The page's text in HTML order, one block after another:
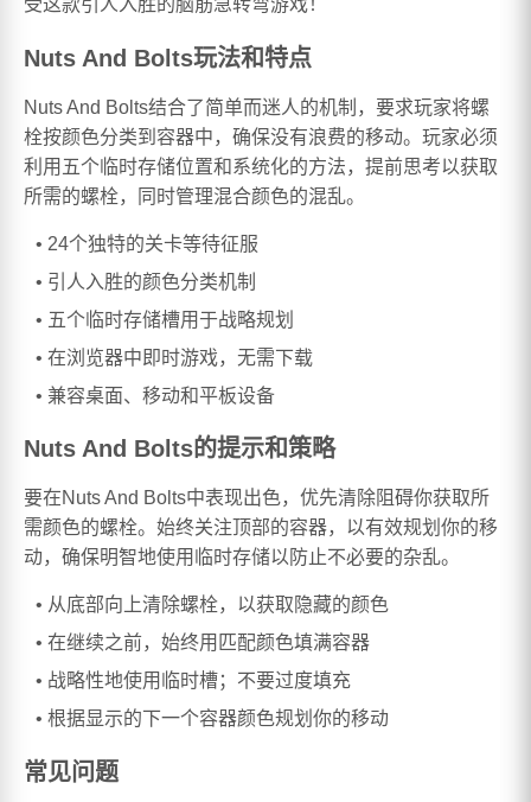
受这款引人入胜的脑筋急转弯游戏！
Nuts And Bolts玩法和特点
Nuts And Bolts结合了简单而迷人的机制，要求玩家将螺
栓按颜色分类到容器中，确保没有浪费的移动。玩家必须
利用五个临时存储位置和系统化的方法，提前思考以获取
所需的螺栓，同时管理混合颜色的混乱。
24个独特的关卡等待征服
引人入胜的颜色分类机制
五个临时存储槽用于战略规划
在浏览器中即时游戏，无需下载
兼容桌面、移动和平板设备
Nuts And Bolts的提示和策略
要在Nuts And Bolts中表现出色，优先清除阻碍你获取所
需颜色的螺栓。始终关注顶部的容器，以有效规划你的移
动，确保明智地使用临时存储以防止不必要的杂乱。
从底部向上清除螺栓，以获取隐藏的颜色
在继续之前，始终用匹配颜色填满容器
战略性地使用临时槽；不要过度填充
根据显示的下一个容器颜色规划你的移动
常见问题